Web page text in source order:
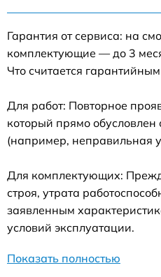
Гарантия от сервиса: на
комплектующие — до 3
Что считается
Для работ: Повторное
который прямо
(например, неправильная
Для комплектующих:
строя, утрата
заявленным
условий эксплуатации.
Показать полностью